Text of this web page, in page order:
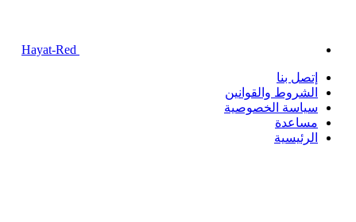
إتصل بنا
الشروط والقوانين
سياسة الخصوصية
مساعدة
الرئيسية